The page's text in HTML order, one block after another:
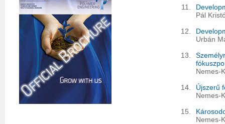
11.
Pál
12.
Urbán
13.
Nemes-
14.
Újszerű
Nemes-
15.
Nemes-